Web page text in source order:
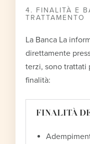
4. FINALITÀ E
TRATTAMENTO
La Banca La
direttamente
terzi, sono trattati
finalità:
FINALITÀ